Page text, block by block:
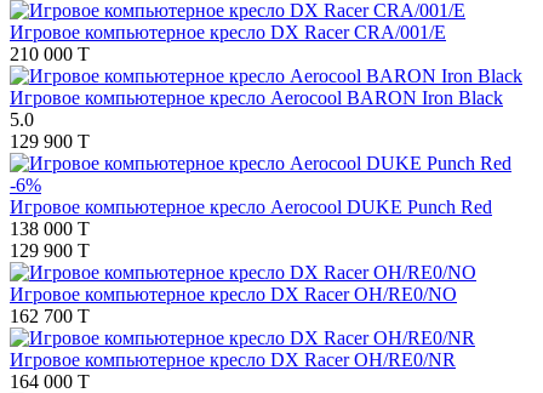
Игровое компьютерное кресло DX Racer CRA/001/E
210 000 T
Игровое компьютерное кресло Aerocool BARON Iron Black
5.0
129 900 T
-6%
Игровое компьютерное кресло Aerocool DUKE Punch Red
138 000 T
129 900 T
Игровое компьютерное кресло DX Racer OH/RE0/NO
162 700 T
Игровое компьютерное кресло DX Racer OH/RE0/NR
164 000 T